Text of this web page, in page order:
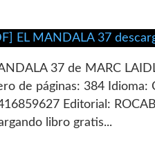
37 de MARC
de páginas: 384 Idioma:
Editorial:
libro gratis...